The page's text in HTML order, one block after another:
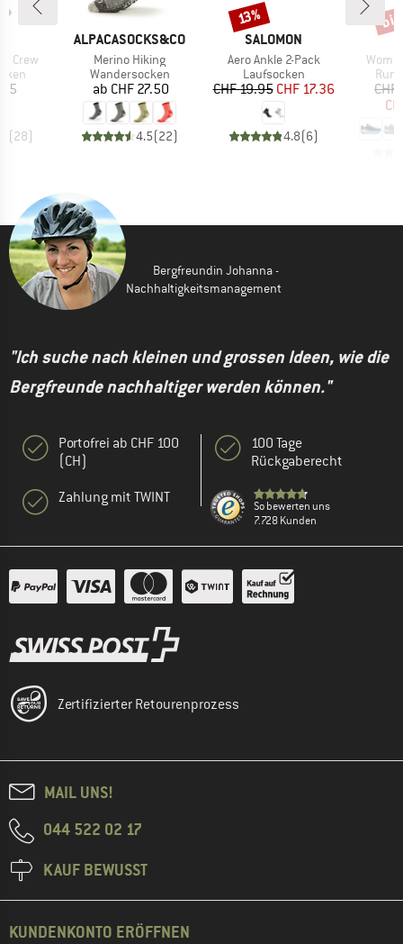
Crew
(28)
MARKE
ALPACASOCKS&CO
Artikel
Merino Hiking
Produktgruppe
Wandersocken
Preis
ab CHF 27.50
4.5(22)
MARKE
SALOMON
Artikel
Aero Ankle 2-Pack
Produktgruppe
Laufsocken
Preis
CHF 19.95reduzierter Preis
CHF 17.36
4.8(6)
Rabatt
13%
Artikel
Bergfreundin Johanna -
Nachhaltigkeitsmanagement
"Ich suche nach kleinen und grossen Ideen, wie die
Bergfreunde nachhaltiger werden können."
Portofrei ab CHF 100
(CH)
Zahlung mit TWINT
100 Tage
Rückgaberecht
So bewerten uns
7.728 Kunden
Zertifizierter Retourenprozess
MAIL UNS!
044 522 02 17
KAUF BEWUSST
KUNDENKONTO ERÖFFNEN